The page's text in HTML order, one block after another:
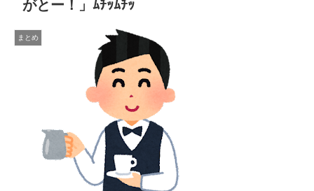
がとー！」ﾑﾁｯﾑﾁｯ
まとめ